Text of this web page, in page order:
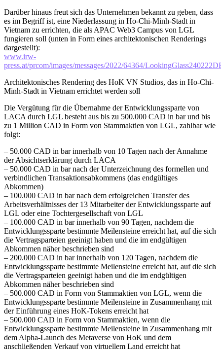
Darüber hinaus freut sich das Unternehmen bekannt zu geben, dass
es im Begriff ist, eine Niederlassung in Ho-Chi-Minh-Stadt in
Vietnam zu errichten, die als APAC Web3 Campus von LGL
fungieren soll (unten in Form eines architektonischen Renderings
dargestellt):
www.irw-
press.at/prcom/images/messages/2022/64364/
Architektonisches Rendering des HoK VN Studios, das in Ho-Chi-
Minh-Stadt in Vietnam errichtet werden soll
Die Vergütung für die Übernahme der Entwicklungssparte von
LACA durch LGL besteht aus bis zu 500.000 CAD in bar und bis
zu 1 Million CAD in Form von Stammaktien von LGL, zahlbar wie
folgt:
– 50.000 CAD in bar innerhalb von 10 Tagen nach der Annahme
der Absichtserklärung durch LACA
– 50.000 CAD in bar nach der Unterzeichnung des formellen und
verbindlichen Transaktionsabkommens (das endgültiges
Abkommen)
– 100.000 CAD in bar nach dem erfolgreichen Transfer des
Arbeitsverhältnisses der 13 Mitarbeiter der Entwicklungssparte auf
LGL oder eine Tochtergesellschaft von LGL
– 100.000 CAD in bar innerhalb von 90 Tagen, nachdem die
Entwicklungssparte bestimmte Meilensteine erreicht hat, auf die sich
die Vertragsparteien geeinigt haben und die im endgültigen
Abkommen näher beschrieben sind
– 200.000 CAD in bar innerhalb von 120 Tagen, nachdem die
Entwicklungssparte bestimmte Meilensteine erreicht hat, auf die sich
die Vertragsparteien geeinigt haben und die im endgültigen
Abkommen näher beschrieben sind
– 500.000 CAD in Form von Stammaktien von LGL, wenn die
Entwicklungssparte bestimmte Meilensteine in Zusammenhang mit
der Einführung eines HoK-Tokens erreicht hat
– 500.000 CAD in Form von Stammaktien, wenn die
Entwicklungssparte bestimmte Meilensteine in Zusammenhang mit
dem Alpha-Launch des Metaverse von HoK und dem
anschließenden Verkauf von virtuellem Land erreicht hat